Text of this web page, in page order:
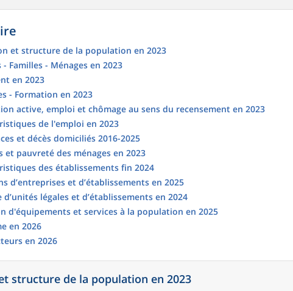
et structure de la population en 2023
- Familles - Ménages en 2023
en 2023
- Formation en 2023
active, emploi et chômage au sens du recensement en 2023
de l'emploi en 2023
et décès domiciliés 2016-2025
et pauvreté des ménages en 2023
des établissements fin 2024
d’entreprises et d’établissements en 2025
d’unités légales et d’établissements en 2024
d'équipements et services à la population en 2025
en 2026
en 2026
structure de la population en 2023